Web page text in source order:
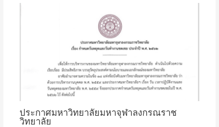
ประกาศมหาวิทยาลัยมหาจุฬาลงกรณราช
วิทยาลัย